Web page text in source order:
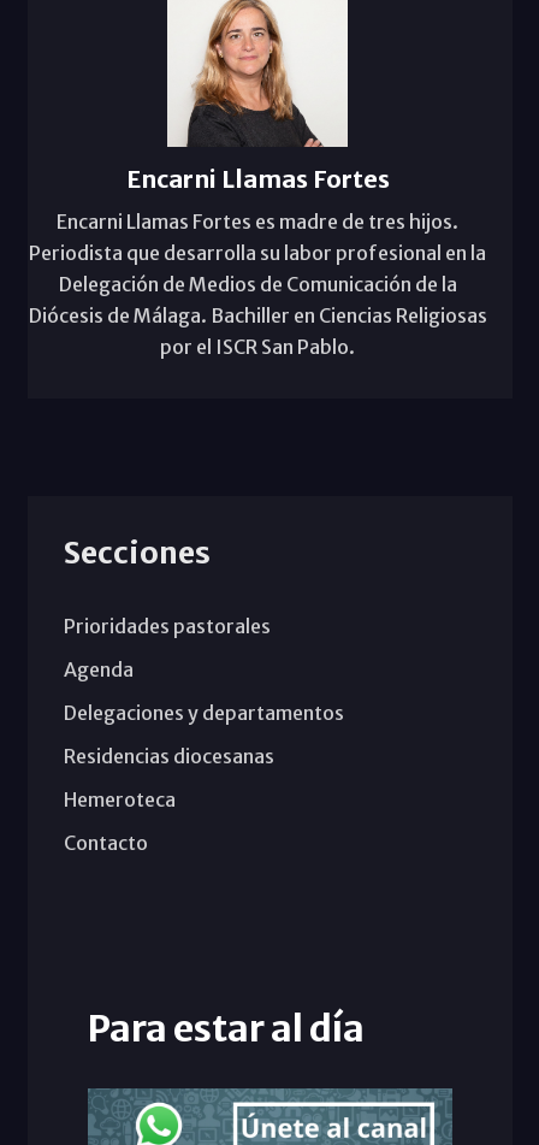
Encarni Llamas Fortes
Encarni Llamas Fortes es madre de tres hijos.
Periodista que desarrolla su labor profesional en la
Delegación de Medios de Comunicación de la
Diócesis de Málaga. Bachiller en Ciencias Religiosas
por el ISCR San Pablo.
Secciones
Prioridades pastorales
Agenda
Delegaciones y departamentos
Residencias diocesanas
Hemeroteca
Contacto
Para estar al día